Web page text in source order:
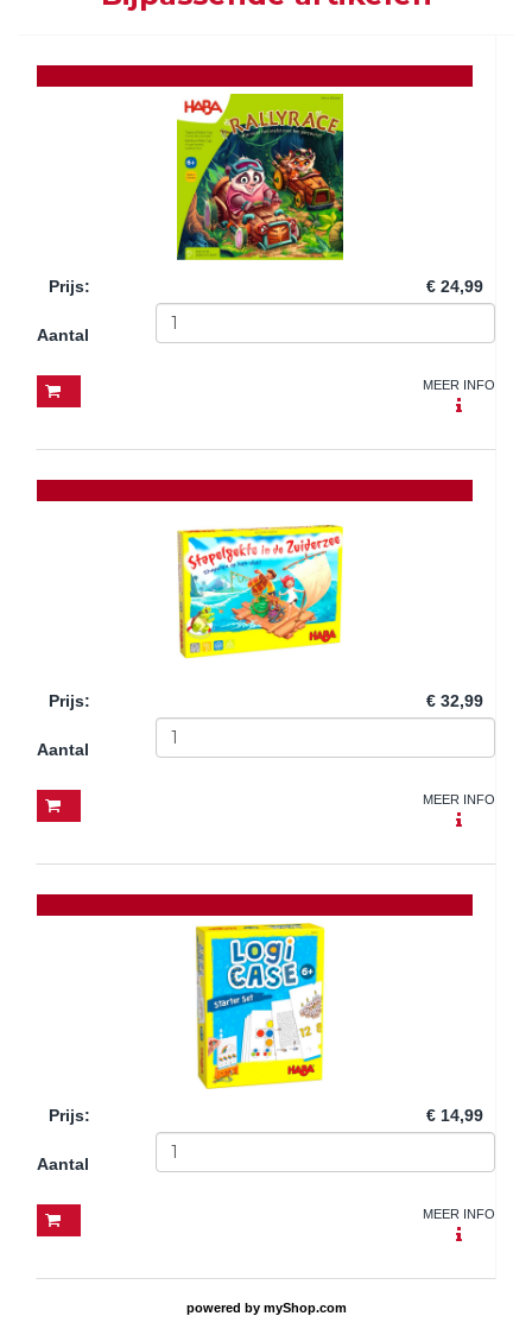
Prijs: € 24,99
Aantal
MEER INFO
Prijs: € 32,99
Aantal
MEER INFO
Prijs: € 14,99
Aantal
MEER INFO
powered by myShop.com